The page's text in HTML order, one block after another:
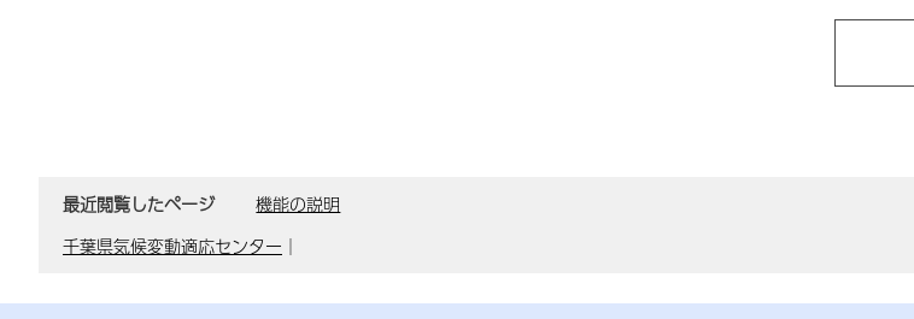
最近閲覧したページ
機能の説明
千葉県気候変動適応センター ｜